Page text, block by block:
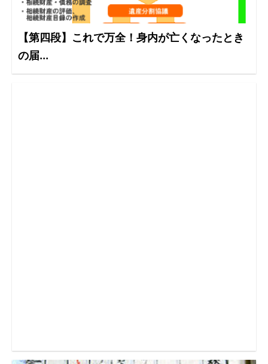
【第四段】これで万全！身内が亡くなったとき
の届...